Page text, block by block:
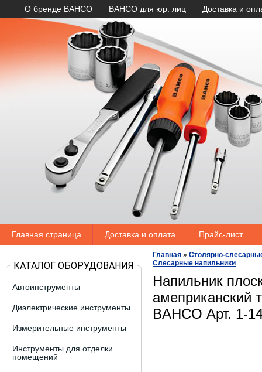
О бренде BAHCO BAHCO для юр. лиц Доставка и
Главная страница Доставка и оплата Прайс-лист
КАТАЛОГ ОБОРУДОВАНИЯ
Автоинструменты
Диэлектрические инструменты
Измерительные инструменты
Инструменты для отделки
помещений
Главная » Столярно-
Слесарные напильники
Напильник
амеприканский
BAHCO Арт. 1-